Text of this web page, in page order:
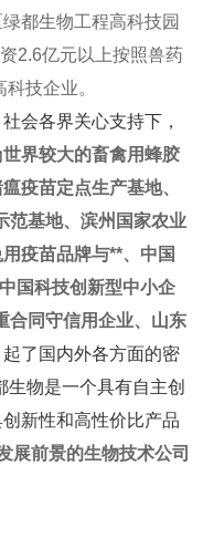
都生物工程高科技园
2.6亿元以上按照兽药
技企业。
各界关心支持下，
世界较大的畜禽用蜂胶
疫苗定点生产基地、
范基地、滨州国家农业
疫苗品牌与**、中国
国科技创新型中小企
合同守信用企业、山东
了国内外各方面的密
生物是一个具有自主创
新性和高性价比产品
展前景的生物技术公司